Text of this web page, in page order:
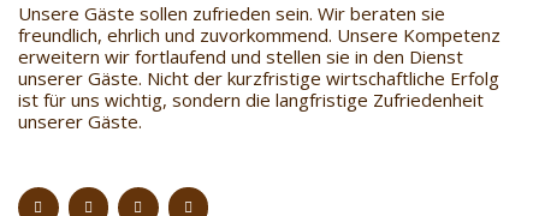
Unsere Gäste sollen zufrieden sein. Wir beraten sie
freundlich, ehrlich und zuvorkommend. Unsere Kompetenz
erweitern wir fortlaufend und stellen sie in den Dienst
unserer Gäste. Nicht der kurzfristige wirtschaftliche Erfolg
ist für uns wichtig, sondern die langfristige Zufriedenheit
unserer Gäste.